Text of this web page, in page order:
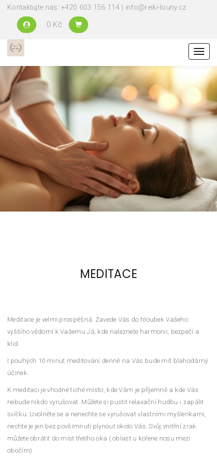
Kontaktujte nás: +420 603 156 114 | info@reiki-louny.cz
0 Kč
Menu
MEDITACE
Meditace je velmi prospěšná. Zavede Vás do hloubek Vašeho
vyššího vědomí k Vašemu Já, kde naleznete harmonii, bezpečí a
klid.
I pouhých 10 minut meditování denně na Vás bude mít blahodárný
účinek.
K meditaci je vhodné tiché místo, kde Vám je příjemně a kde Vás
nebude nikdo vyrušovat. Můžete si pustit relaxační hudbu i zapálit
svíčku. Uvolněte se a nenechte se vyrušovat vlastními myšlenkami,
nechte je jen bez povšimnutí plynout okolo Vás. Svůj vnitřní zrak
můžete obrátit do míst třetího oka ( oblast u kořene nosu mezi
obočím).